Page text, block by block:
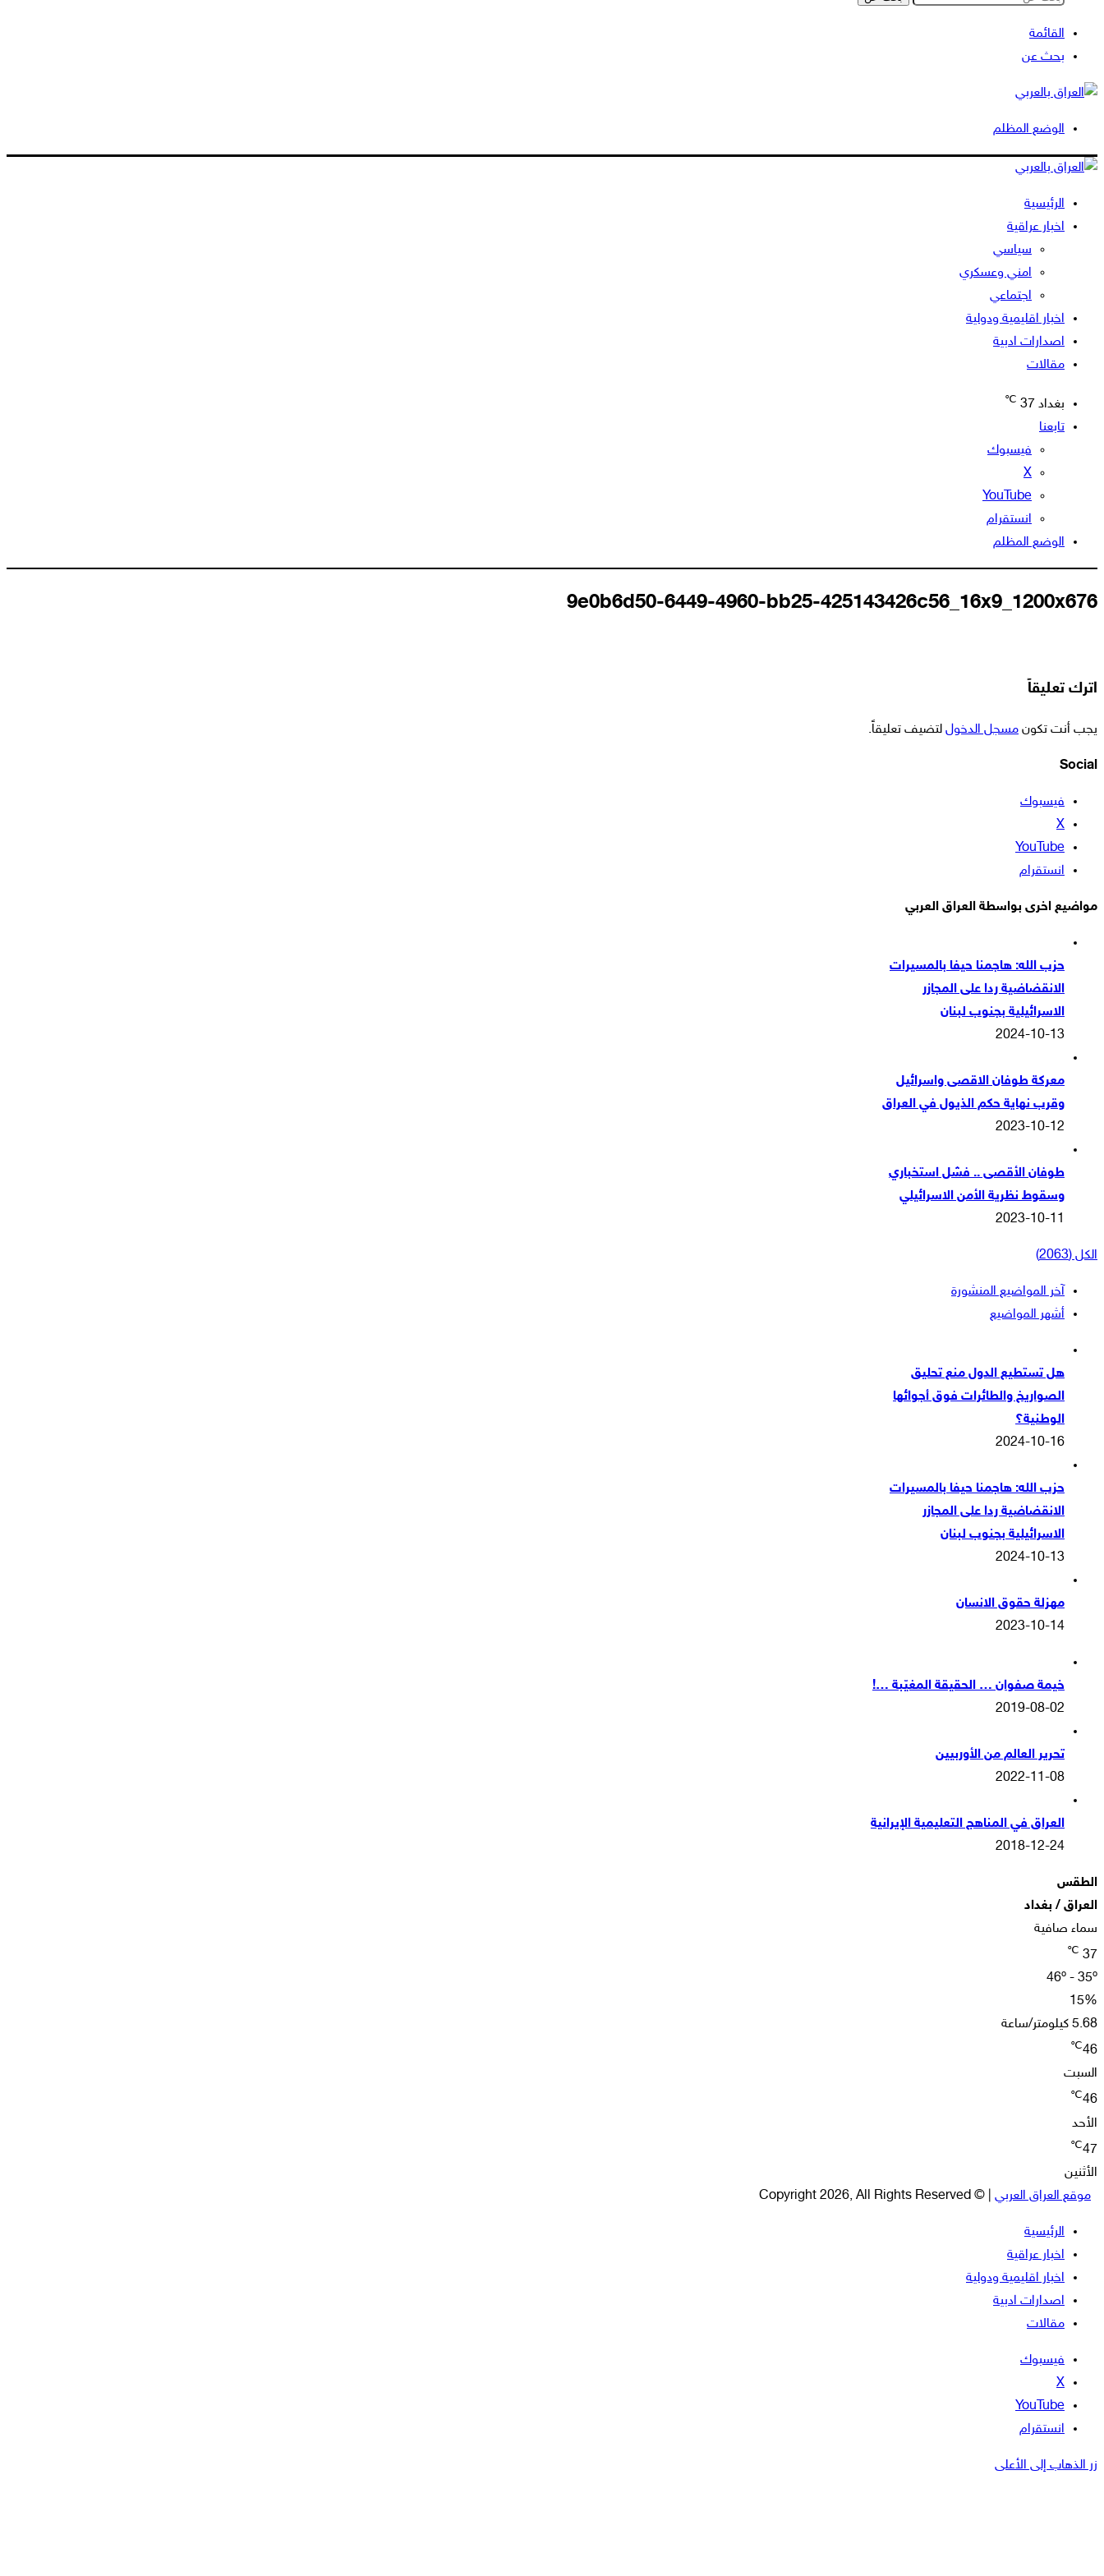
القائمة
بحث عن
الوضع المظلم
الرئيسية
اخبار عراقية
سياسي
امني وعسكري
اجتماعي
اخبار اقليمية ودولية
اصدارات ادبية
مقالات
بغداد 37
℃
تابعنا
فيسبوك
‫X
‫YouTube
انستقرام
الوضع المظلم
9e0b6d50-6449-4960-bb25-425143426c56_16x9_1200x676
اترك تعليقاً
يجب أنت تكون مسجل الدخول لتضيف تعليقاً.
Social
فيسبوك
‫X
‫YouTube
انستقرام
مواضيع اخرى بواسطة العراق العربي
حزب الله: هاجمنا حيفا بالمسيرات
الانقضاضية ردا على المجازر
الاسرائيلية بجنوب لبنان
2024-10-13
معركة طوفان الاقصى واسرائيل
وقرب نهاية حكم الذيول في العراق
2023-10-12
طوفان الأقصى .. فشل استخباري
وسقوط نظرية الأمن الاسرائيلي
2023-10-11
الكل (2063)
آخر المواضيع المنشورة
أشهر المواضيع
هل تستطيع الدول منع تحليق
الصواريخ والطائرات فوق أجوائها
الوطنية؟
2024-10-16
حزب الله: هاجمنا حيفا بالمسيرات
الانقضاضية ردا على المجازر
الاسرائيلية بجنوب لبنان
2024-10-13
مهزلة حقوق الانسان
2023-10-14
خيمة صفوان … الحقيقة المغيّبة …!
2019-08-02
تحرير العالم من الأوربيين
2022-11-08
العراق في المناهج التعليمية الإيرانية
2018-12-24
الطقس
العراق / بغداد
سماء صافية
37
℃
46º - 35º
15%
5.68 كيلومتر/ساعة
46
℃
السبت
46
℃
الأحد
47
℃
الأثنين
موقع العراق العربي | © Copyright 2026, All Rights Reserved
الرئيسية
اخبار عراقية
اخبار اقليمية ودولية
اصدارات ادبية
مقالات
فيسبوك
‫X
‫YouTube
انستقرام
زر الذهاب إلى الأعلى